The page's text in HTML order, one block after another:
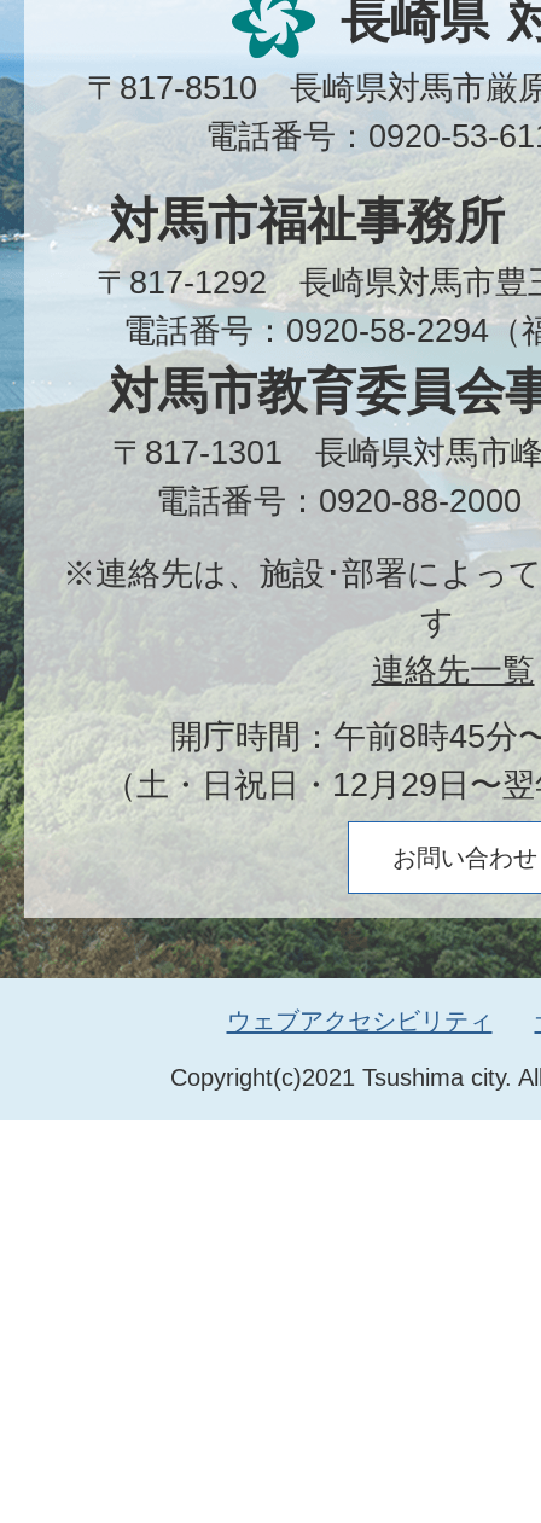
長崎県
〒817-8510 長崎県対馬市
電話番号：0920-53-
対馬市福祉事務所
〒817-1292 長崎県対馬市
電話番号：0920-58-2294（
対馬市教育委員会
〒817-1301 長崎県対馬市
電話番号：0920-88-2000
※連絡先は、施設･部署によっ
す
連絡先一覧
開庁時間：午前8時45分
（土・日祝日・12月29日〜
お問い合わせ
Copyright(c)2021 Tsushima city.
ウェブアクセシビリティ